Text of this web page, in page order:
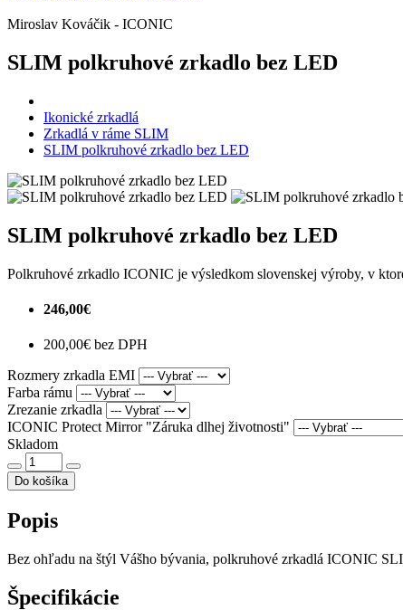
Miroslav Kováčik - ICONIC
SLIM polkruhové zrkadlo bez LED
Ikonické zrkadlá
Zrkadlá v ráme SLIM
SLIM polkruhové zrkadlo bez LED
SLIM polkruhové zrkadlo bez LED
Polkruhové zrkadlo ICONIC je výsledkom slovenskej výroby, v
246,00€
200,00€ bez DPH
Rozmery zrkadla EMI
Farba rámu
Zrezanie zrkadla
ICONIC Protect Mirror "Záruka dlhej životnosti"
Skladom
Do košíka
Popis
Bez ohľadu na štýl Vášho bývania, polkruhové zrkadlá ICONIC
Špecifikácie